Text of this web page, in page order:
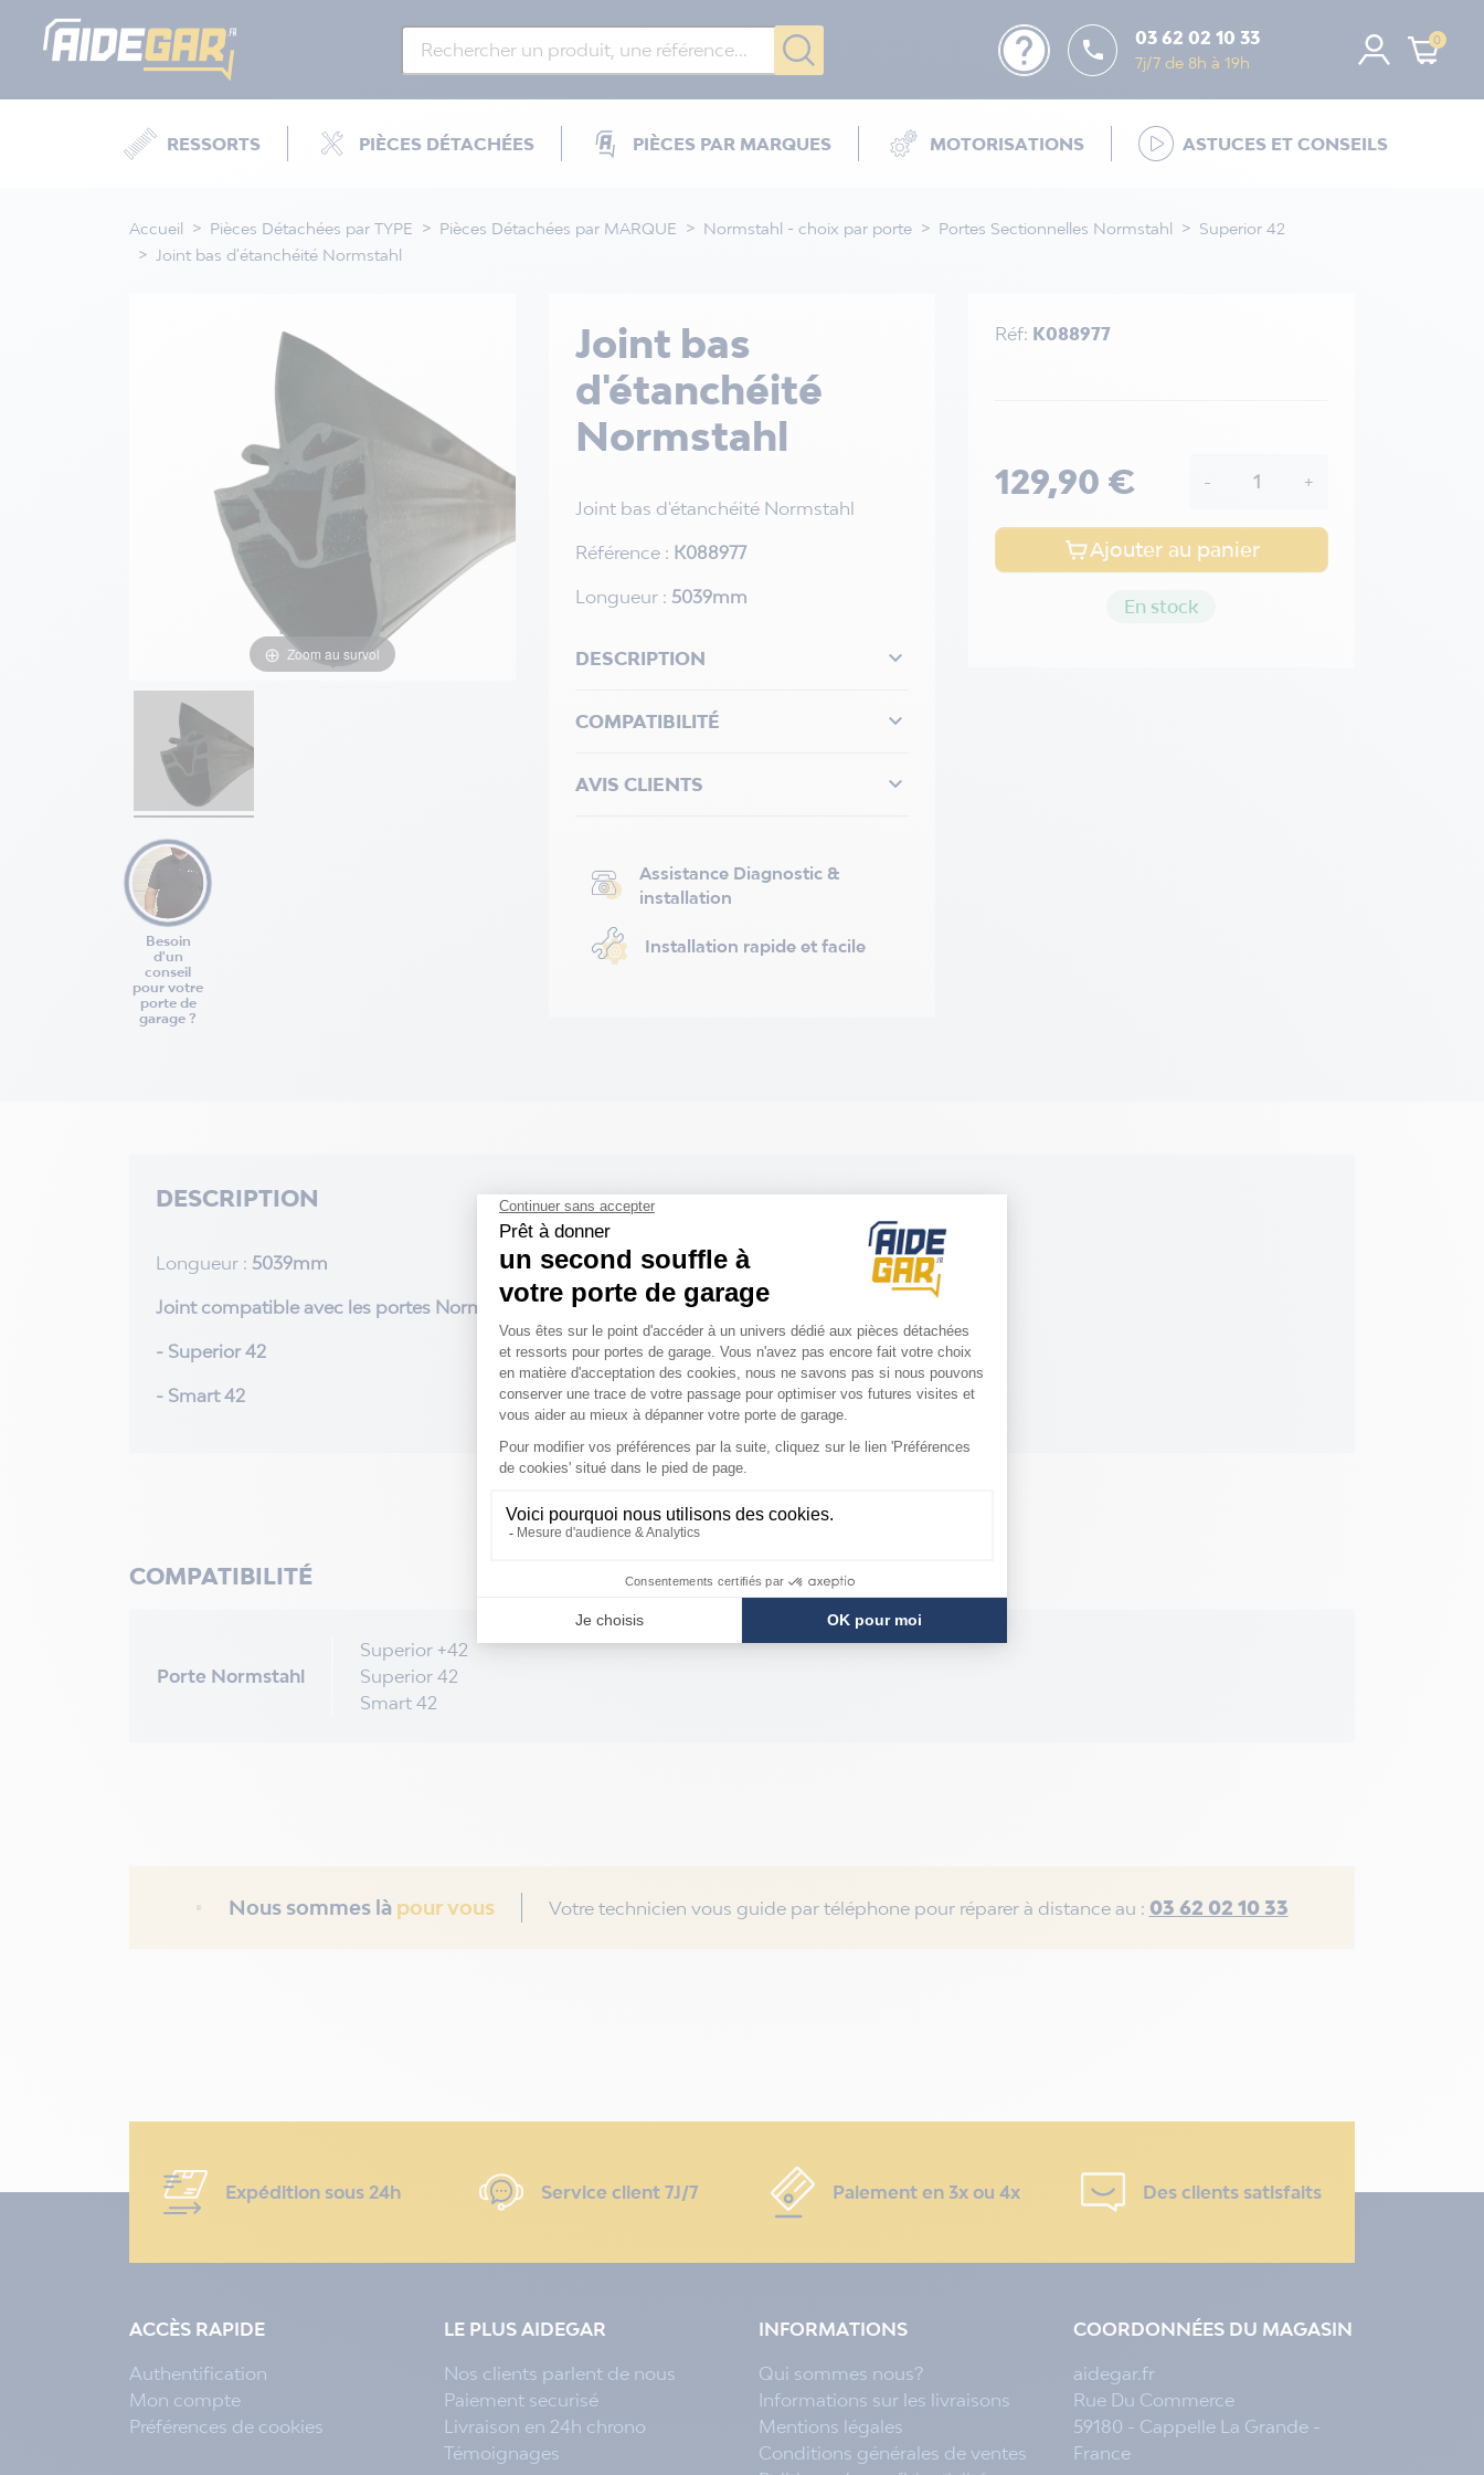
help  03 62 02 10 33
7j/7 de 8h à 19h
0
RESSORTS PIÈCES DÉTACHÉES PIÈCES PAR MARQUES MOTORISATIONS ASTUCES ET CONSEILS
Accueil Pièces Détachées par TYPE Pièces Détachées par MARQUE Normstahl - choix par porte Portes Sectionnelles Normstahl
Superior 42
Joint bas d'étanchéité Normstahl
Zoom au survol
Besoin
d'un
conseil
pour votre
porte de
garage ?
Joint bas
d'étanchéité
Normstahl
Joint bas d'étanchéité Normstahl
Référence : K088977
Longueur : 5039mm
DESCRIPTION 
COMPATIBILITÉ 
AVIS CLIENTS 
Assistance Diagnostic &
installation
Installation rapide et facile
Réf: K088977
129,90 € - +
Ajouter au panier
En stock
DESCRIPTION
Longueur : 5039mm
Joint compatible avec les portes Normstahl:
- Superior 42
- Smart 42
COMPATIBILITÉ
Porte Normstahl
Superior +42
Superior 42
Smart 42
Nous sommes là pour vous Votre technicien vous guide par téléphone pour réparer à distance au : 03 62 02 10 33
Expédition sous 24h Service client 7J/7 Paiement en 3x ou 4x Des clients satisfaits
ACCÈS RAPIDE
Authentification
Mon compte
Préférences de cookies
LE PLUS AIDEGAR
Nos clients parlent de nous
Paiement securisé
Livraison en 24h chrono
Témoignages
INFORMATIONS
Qui sommes nous?
Informations sur les livraisons
Mentions légales
Conditions générales de ventes
COORDONNÉES DU MAGASIN
aidegar.fr
Rue Du Commerce
59180 - Cappelle La Grande -
France